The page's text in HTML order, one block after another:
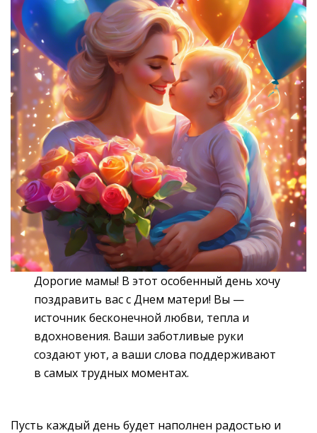
Дорогие мамы! В этот особенный день хочу
поздравить вас с Днем матери! Вы —
источник бесконечной любви, тепла и
вдохновения. Ваши заботливые руки
создают уют, а ваши слова поддерживают
в самых трудных моментах.
Пусть каждый день будет наполнен радостью и